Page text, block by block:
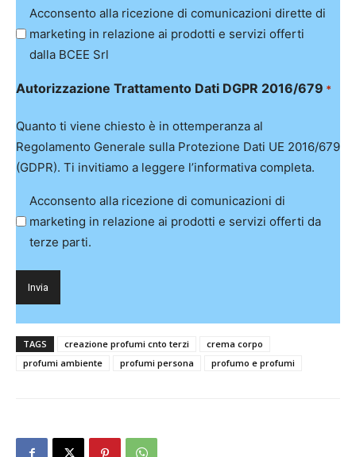
Acconsento alla ricezione di comunicazioni dirette di
marketing in relazione ai prodotti e servizi offerti
dalla BCEE Srl
Autorizzazione Trattamento Dati DGPR 2016/679 *
Quanto ti viene chiesto è in ottemperanza al
Regolamento Generale sulla Protezione Dati UE 2016/679
(GDPR). Ti invitiamo a leggere l’informativa completa.
Acconsento alla ricezione di comunicazioni di
marketing in relazione ai prodotti e servizi offerti da
terze parti.
TAGS creazione profumi cnto terzi
crema corpo
profumi ambiente
profumi persona profumo e profumi